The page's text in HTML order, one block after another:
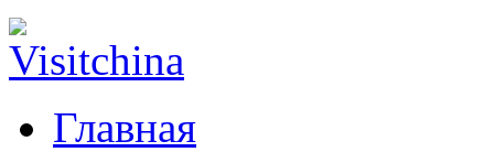
Главная